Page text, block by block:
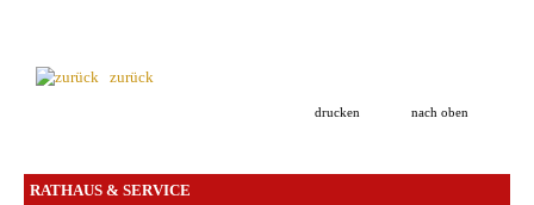
RATHAUS & SERVICE
zurück
drucken nach oben